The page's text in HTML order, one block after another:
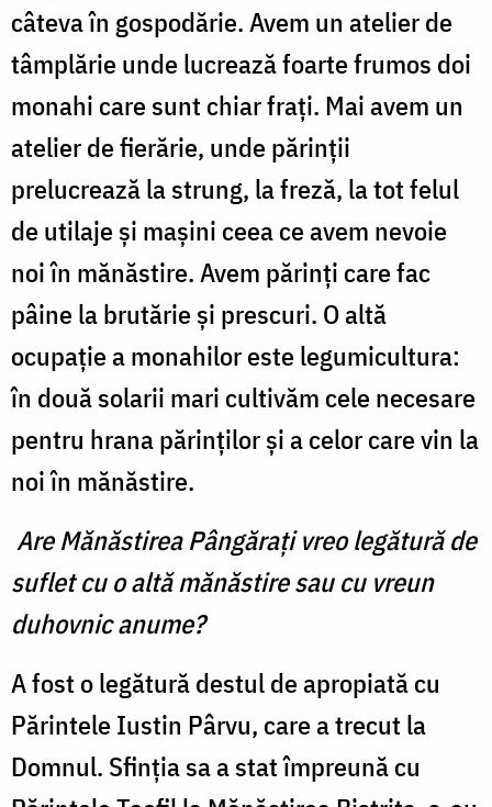
câteva în gospodărie. Avem un atelier de
tâmplărie unde lucrează foarte frumos doi
monahi care sunt chiar frați. Mai avem un
atelier de fierărie, unde părinții
prelucrează la strung, la freză, la tot felul
de utilaje și mașini ceea ce avem nevoie
noi în mănăstire. Avem părinți care fac
pâine la brutărie și prescuri. O altă
ocupație a monahilor este legumicultura:
în două solarii mari cultivăm cele necesare
pentru hrana părinților și a celor care vin la
noi în mănăstire.
Are Mănăstirea Pângărați vreo legătură de
suflet cu o altă mănăstire sau cu vreun
duhovnic anume?
A fost o legătură destul de apropiată cu
Părintele Iustin Pârvu, care a trecut la
Domnul. Sfinția sa a stat împreună cu